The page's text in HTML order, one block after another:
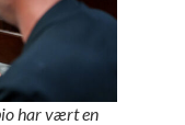
har vært en